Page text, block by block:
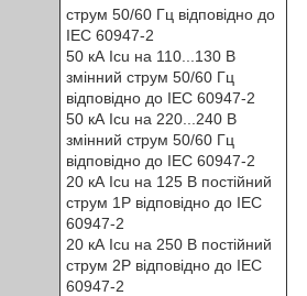
струм 50/60 Гц відповідно до
IEC 60947-2
50 кА Icu на 110...130 В
змінний струм 50/60 Гц
відповідно до IEC 60947-2
50 кА Icu на 220...240 В
змінний струм 50/60 Гц
відповідно до IEC 60947-2
20 кА Icu на 125 В постійний
струм 1P відповідно до IEC
60947-2
20 кА Icu на 250 В постійний
струм 2P відповідно до IEC
60947-2